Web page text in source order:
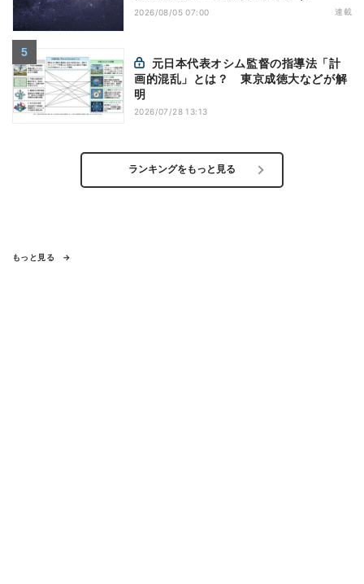
2026/08/05 07:00 連載
画的混乱」とは？ 東京成徳大などが解
明
2026/07/28 13:13
ランキングをもっと見る
もっと見る